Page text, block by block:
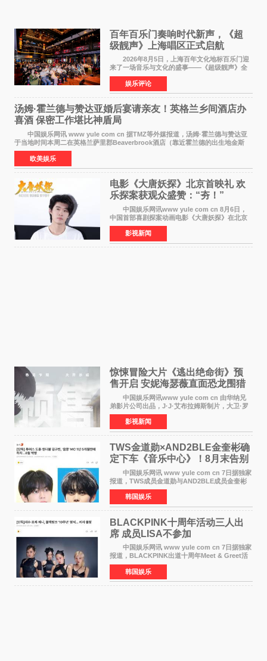
百年百乐门奏响时代新声，《超
级靓声》上海唱区正式启航
2026年8月5日，上海百年文化地标百乐门迎
来了一场音乐与文化的盛事——《超级靓声》全
国励志音乐公益节目上海唱区新闻发布会暨启动
仪式在此隆重举行。各界领导、嘉宾与媒体朋友
齐聚一堂，共同
娱乐评论
汤姆·霍兰德与赞达亚婚后宴请亲友！英格兰乡间酒店办
喜酒 保密工作堪比神盾局
中国娱乐网讯 www yule com cn 据TMZ等外媒报道，汤姆·霍兰德与赞达亚
于当地时间本周二在英格兰萨里郡Beaverbrook酒店（靠近霍兰德的出生地金斯
顿）举办婚宴，邀请家人与朋友们喝喜酒，庆祝
欧美娱乐
电影《大唐妖探》北京首映礼 欢
乐探案获观众盛赞：“夯！”
中国娱乐网讯www yule com cn 8月6日，
中国首部喜剧探案动画电影《大唐妖探》在北京
举办电影首映礼。导演程腾、联合导演黄珉、总
制片人曹紫建、制片人李莹莹，配音导演张喆，
对白指导程寅，领
影视新闻
惊悚冒险大片《逃出绝命街》预
售开启 安妮海瑟薇直面恐龙围猎
中国娱乐网讯www yule com cn 由华纳兄
弟影片公司出品，J·J·艾布拉姆斯制片，大卫·罗
伯特·米切尔执导，好莱坞巨星安妮·海瑟薇和伊万
·麦克格雷格领衔主演的2026暑期惊悚冒险大片
《逃出绝
影视新闻
TWS金道勋×AND2BLE金奎彬确
定下车《音乐中心》！8月末告别
MC席位
中国娱乐网讯 www yule com cn 7日据独家
报道，TWS成员金道勋与AND2BLE成员金奎彬
将于8月离开《音乐中心》MC的位置。 金道
勋与金奎彬于去年3月与H2H A-NA一起被选为
《音乐中心》MC，约1
韩国娱乐
BLACKPINK十周年活动三人出
席 成员LISA不参加
中国娱乐网讯 www yule com cn 7日据独家
报道，BLACKPINK出道十周年Meet & Greet活
动将由智秀、ROS&Eacute;、JENNIE出席，
LISA将缺席。 此前BLACKPINK所属社YG并
未为组合出道十周年做
韩国娱乐